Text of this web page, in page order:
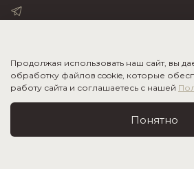
ИНФОРМАЦИЯ
Продолжая использовать наш сайт, вы
обработку файлов cookie, которые
работу сайта и соглашаетесь с нашей
Понятно